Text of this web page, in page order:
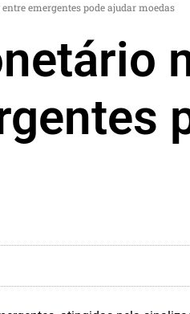
emergentes pode ajudar moedas